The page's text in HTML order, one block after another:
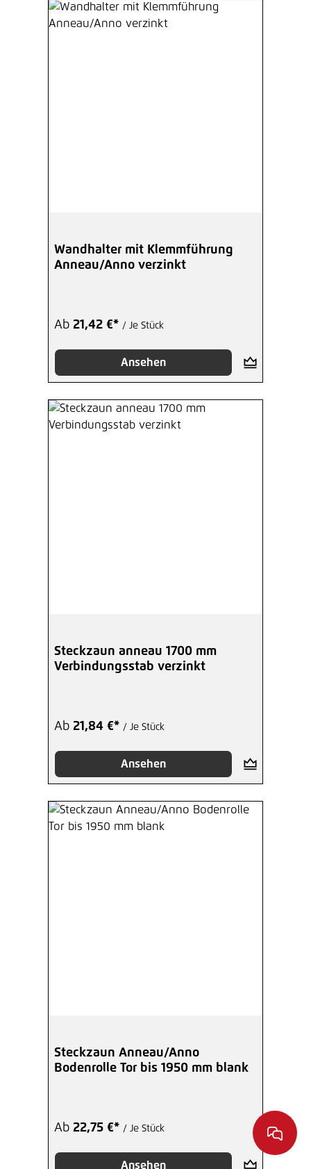
Wandhalter mit Klemmführung
Anneau/Anno verzinkt
Ab 21,42 €* / Je Stück
Ansehen
Steckzaun anneau 1700 mm
Verbindungsstab verzinkt
Ab 21,84 €* / Je Stück
Ansehen
Steckzaun Anneau/Anno
Bodenrolle Tor bis 1950 mm blank
Ab 22,75 €* / Je Stück
Ansehen